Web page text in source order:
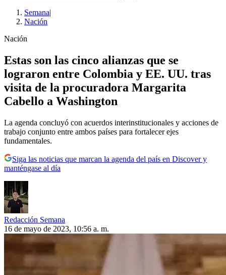
Semana|
Nación
Nación
Estas son las cinco alianzas que se
lograron entre Colombia y EE. UU. tras
visita de la procuradora Margarita
Cabello a Washington
La agenda concluyó con acuerdos interinstitucionales y acciones de
trabajo conjunto entre ambos países para fortalecer ejes
fundamentales.
Siga las noticias que marcan la agenda del país en Discover y
manténgase al día
Redacción Semana
16 de mayo de 2023, 10:56 a. m.